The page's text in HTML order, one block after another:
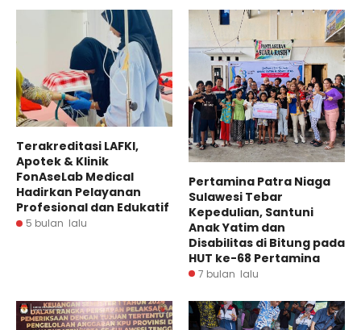
Terakreditasi LAFKI,
Apotek & Klinik
FonAseLab Medical
Hadirkan Pelayanan
Profesional dan Edukatif
5 bulan lalu
Pertamina Patra Niaga
Sulawesi Tebar
Kepedulian, Santuni
Anak Yatim dan
Disabilitas di Bitung pada
HUT ke-68 Pertamina
7 bulan lalu